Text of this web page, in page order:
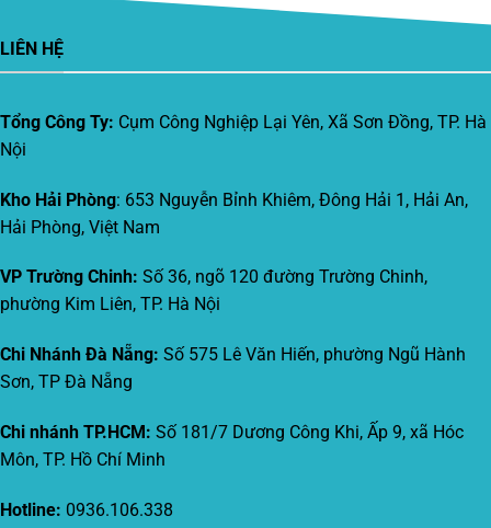
LIÊN HỆ
Tổng Công Ty: Cụm Công Nghiệp Lại Yên, Xã Sơn Đồng, TP. Hà
Nội
Kho Hải Phòng: 653 Nguyễn Bỉnh Khiêm, Đông Hải 1, Hải An,
Hải Phòng, Việt Nam
VP Trường Chinh: Số 36, ngõ 120 đường Trường Chinh,
phường Kim Liên, TP. Hà Nội
Chi Nhánh Đà Nẵng: Số 575 Lê Văn Hiến, phường Ngũ Hành
Sơn, TP Đà Nẵng
Chi nhánh TP.HCM: Số 181/7 Dương Công Khi, Ấp 9, xã Hóc
Môn, TP. Hồ Chí Minh
Hotline: 0936.106.338